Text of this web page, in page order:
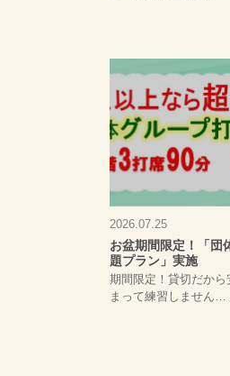
2026.07.25
お盆期間限定！「団
題プラン」実施
期間限定！貸切だか
まって練習しません…